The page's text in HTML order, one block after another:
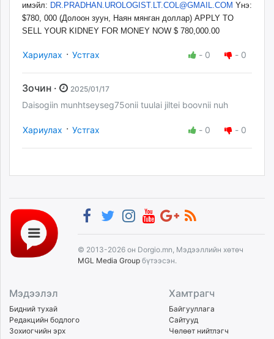
имэйл: DR.PRADHAN.UROLOGIST.LT.COL@GMAIL.COM Yнэ:
$780, 000 (Долоон зуун, Наян мянган доллар) APPLY TO
SELL YOUR KIDNEY FOR MONEY NOW $ 780,000.00
Хариулах · Устгах - 0 - 0
Зочин · 2025/01/17
Daisogiin munhtseyseg75onii tuulai jiltei boovnii nuh
Хариулах · Устгах - 0 - 0
© 2013-2026 он Dorgio.mn, Мэдээллийн хөтөч
MGL Media Group бүтээсэн.
Мэдээлэл
Бидний тухай
Редакцийн бодлого
Зохиогчийн эрх
Хамтрагч
Байгууллага
Сайтууд
Чөлөөт нийтлэгч